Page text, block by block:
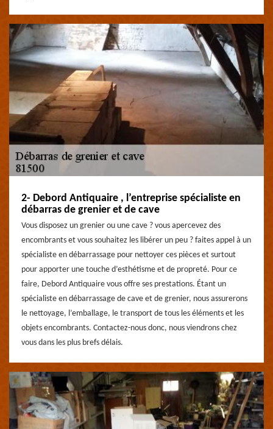
2- Debord Antiquaire , l’entreprise spécialiste en
débarras de grenier et de cave
Vous disposez un grenier ou une cave ? vous apercevez des
encombrants et vous souhaitez les libérer un peu ? faites appel à un
spécialiste en débarrassage pour nettoyer ces pièces et surtout
pour apporter une touche d’esthétisme et de propreté. Pour ce
faire, Debord Antiquaire vous offre ses prestations. Étant un
spécialiste en débarrassage de cave et de grenier, nous assurerons
le nettoyage, l’emballage, le transport de tous les éléments et les
objets encombrants. Contactez-nous donc, nous viendrons chez
vous dans les plus brefs délais.